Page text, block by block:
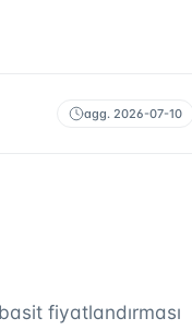
agg. 2026-07-10
fiyatlandırması